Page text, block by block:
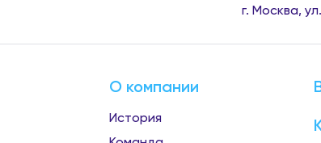
г. Москва,
О компании
История